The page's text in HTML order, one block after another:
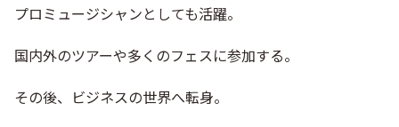
プロミュージシャンとしても活躍。
国内外のツアーや多くのフェスに参加する。
その後、ビジネスの世界へ転身。